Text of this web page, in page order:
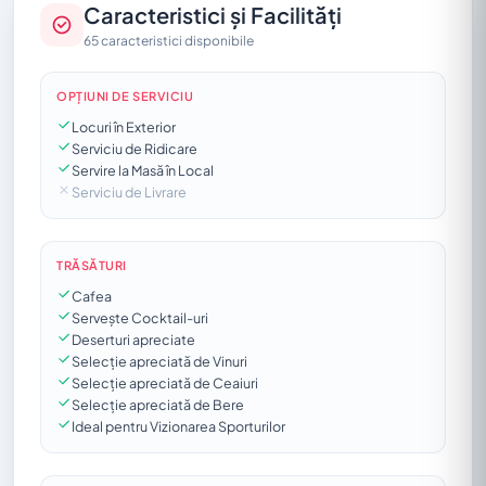
Caracteristici și Facilități
65 caracteristici disponibile
OPȚIUNI DE SERVICIU
Locuri în Exterior
Serviciu de Ridicare
Servire la Masă în Local
Serviciu de Livrare
TRĂSĂTURI
Cafea
Servește Cocktail-uri
Deserturi apreciate
Selecție apreciată de Vinuri
Selecție apreciată de Ceaiuri
Selecție apreciată de Bere
Ideal pentru Vizionarea Sporturilor